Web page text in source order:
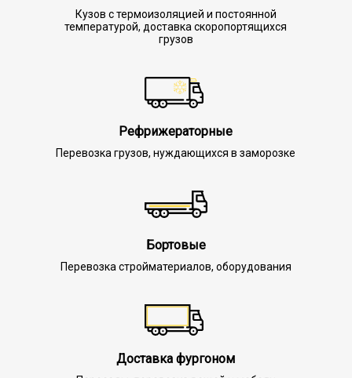
Кузов с термоизоляцией и постоянной
температурой, доставка скоропортящихся
грузов
Рефрижераторные
Перевозка грузов, нуждающихся в заморозке
Бортовые
Перевозка стройматериалов, оборудования
Доставка фургоном